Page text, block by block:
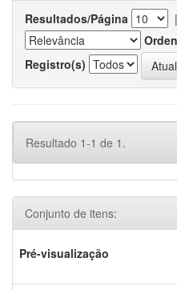
Resultados/Página |
Registro(s)
Resultado 1-1 de 1.
Conjunto de itens:
Pré-visualização